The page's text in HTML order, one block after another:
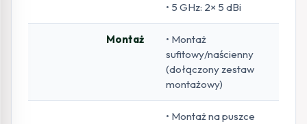
• 5 GHz: 2× 5 dBi
Montaż
• Montaż
sufitowy/naścienny
(dołączony zestaw
montażowy)
• Montaż na puszce